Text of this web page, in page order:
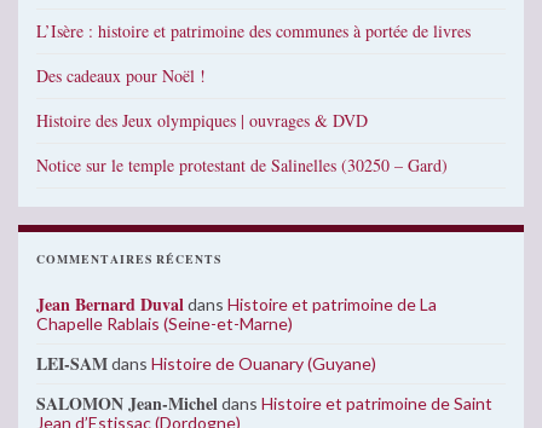
L’Isère : histoire et patrimoine des communes à portée de livres
Des cadeaux pour Noël !
Histoire des Jeux olympiques | ouvrages & DVD
Notice sur le temple protestant de Salinelles (30250 – Gard)
COMMENTAIRES RÉCENTS
Jean Bernard Duvaldans Histoire et patrimoine de La
Chapelle Rablais (Seine-et-Marne)
LEI-SAMdans Histoire de Ouanary (Guyane)
SALOMON Jean-Micheldans Histoire et patrimoine de Saint
Jean d’Estissac (Dordogne)